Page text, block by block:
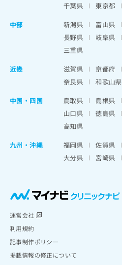
千葉県
東京都
中部
新潟県 富山県
長野県
岐阜県
三重県
近畿
滋賀県 京都府
奈良県
和歌山県
中国・四国
鳥取県 島根県
山口県
徳島県
高知県
九州・沖縄
福岡県 佐賀県
大分県
宮崎県
運営会社
利用規約
記事制作ポリシー
掲載情報の修正について